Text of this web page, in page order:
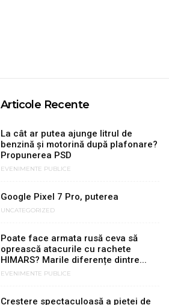
Articole Recente
La cât ar putea ajunge litrul de
benzină și motorină după plafonare?
Propunerea PSD
EVENIMENTE PUBLICE
Google Pixel 7 Pro, puterea
UNCATEGORIZED
Poate face armata rusă ceva să
oprească atacurile cu rachete
HIMARS? Marile diferențe dintre...
EVENIMENTE PUBLICE
Creștere spectaculoasă a pieței de